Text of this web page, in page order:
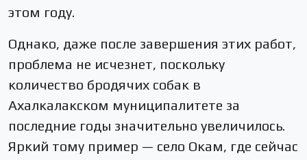
этом году.
Однако, даже после завершения этих работ,
проблема не исчезнет, ​​поскольку
количество бродячих собак в
Ахалкалакском муниципалитете за
последние годы значительно увеличилось.
Яркий тому пример — село Окам, где сейчас